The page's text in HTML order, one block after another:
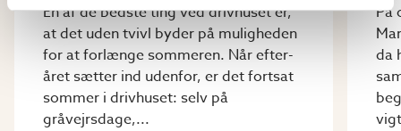
En af de bedste ting ved drivhuset er,
at det uden tvivl byder på muligheden
for at forlænge sommeren. Når efter-
året sætter ind udenfor, er det fortsat
sommer i drivhuset: selv på
gråvejrsdage,...
På
da